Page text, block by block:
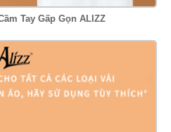
Tay Gấp Gọn ALIZZ